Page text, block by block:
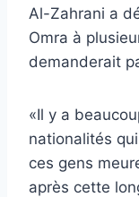
Al-Zahrani a
Omra à
demanderait
«Il y a
nationalités
ces gens
après cette